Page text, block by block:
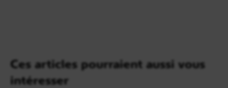
Ces articles pourraient aussi vous
intéresser